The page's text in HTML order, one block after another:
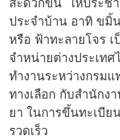
ประจำบ้าน อาทิ ขมิ้
หรือ ฟ้าทะลายโจร
จำหน่ายต่างประเท
ทำงานระหว่างกรม
ทางเลือก กับสำนักง
ยา ในการขึ้นทะเบีย
รวดเร็ว